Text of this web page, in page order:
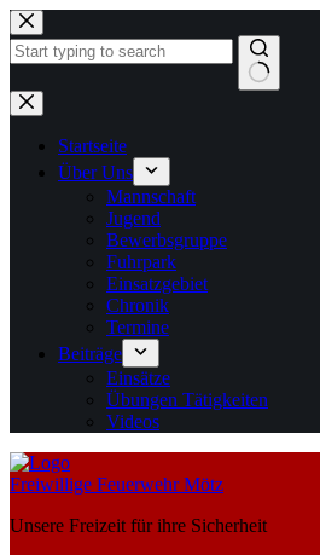
Zum
Inhalt
springen
Keine
Ergebnisse
Startseite
Über Uns
Mannschaft
Jugend
Bewerbsgruppe
Fuhrpark
Einsatzgebiet
Chronik
Termine
Beiträge
Einsätze
Übungen Tätigkeiten
Videos
Freiwillige Feuerwehr Mötz
Unsere Freizeit für ihre Sicherheit